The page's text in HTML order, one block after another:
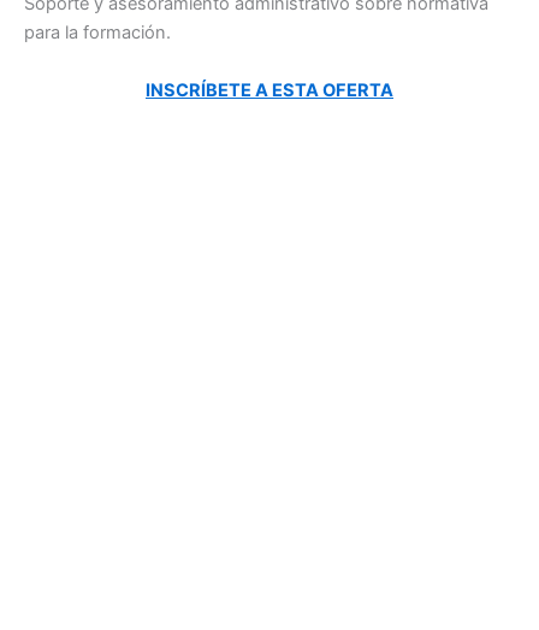
para la formación.
INSCRÍBETE A ESTA OFERTA